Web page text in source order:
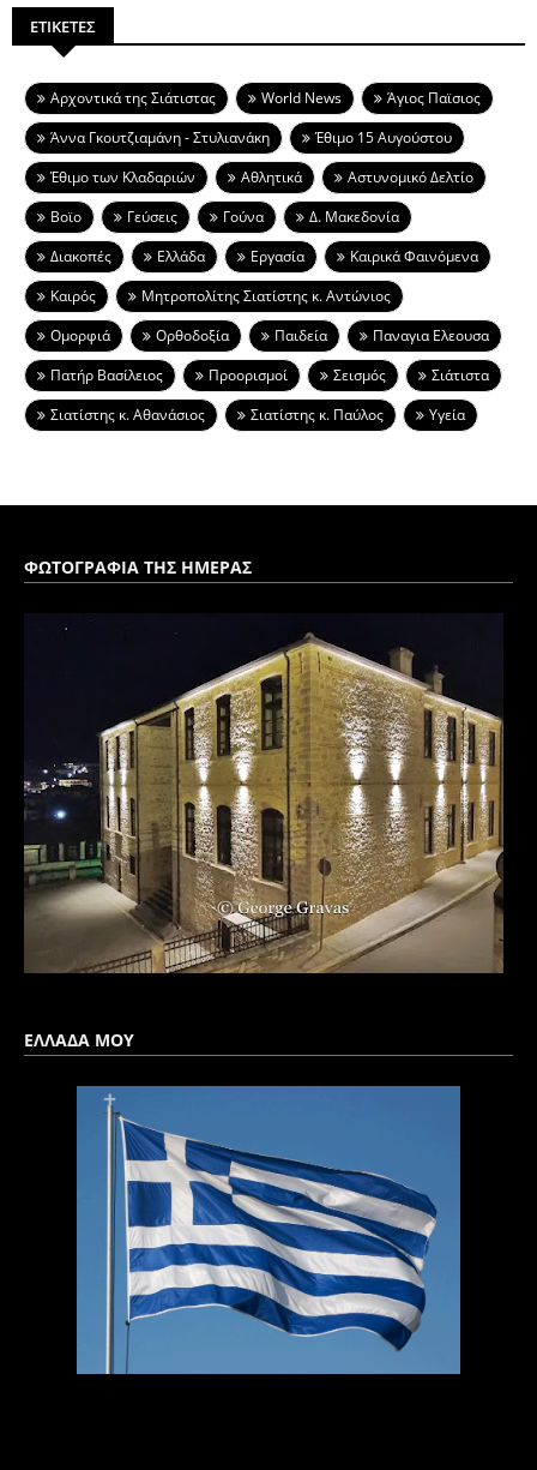
ΕΤΙΚΕΤΕΣ
Aρχοντικά της Σιάτιστας World News
Άγιος Παϊσιος
Άννα Γκουτζιαμάνη - Στυλιανάκη
Έθιμο 15 Αυγούστου
Έθιμο των Κλαδαριών
Αθλητικά
Αστυνομικό Δελτίο
Βοϊο
Γεύσεις Γούνα
Δ. Μακεδονία
Διακοπές
Ελλάδα Εργασία
Καιρικά Φαινόμενα
Καιρός
Μητροπολίτης Σιατίστης κ. Αντώνιος
Ομορφιά
Ορθοδοξία Παιδεία
Παναγια Ελεουσα
Πατήρ Βασίλειος
Προορισμοί Σεισμός
Σιάτιστα
Σιατίστης κ. Αθανάσιος
Σιατίστης κ. Παύλος Υγεία
ΦΩΤΟΓΡΑΦΙΑ ΤΗΣ ΗΜΕΡΑΣ
ΕΛΛΑΔΑ ΜΟΥ